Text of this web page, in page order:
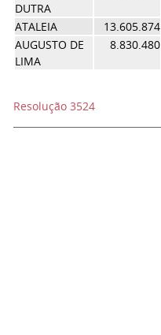
DUTRA
ATALEIA 13.605.874
AUGUSTO DE
LIMA
8.830.480
Resolução 3524